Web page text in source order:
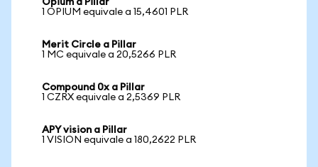
Opium a Pillar
1 OPIUM equivale a 15,4601 PLR
Merit Circle a Pillar
1 MC equivale a 20,5266 PLR
Compound 0x a Pillar
1 CZRX equivale a 2,5369 PLR
APY vision a Pillar
1 VISION equivale a 180,2622 PLR